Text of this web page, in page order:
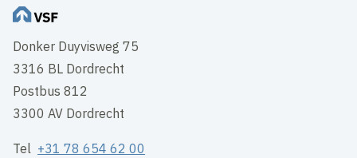
Donker Duyvisweg 75
3316 BL Dordrecht
Postbus 812
3300 AV Dordrecht
Tel +31 78 654 62 00